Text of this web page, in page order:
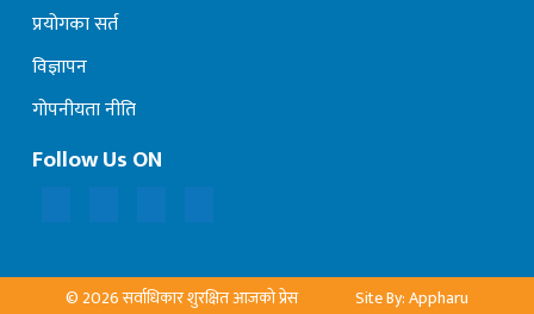
प्रयोगका सर्त
विज्ञापन
गोपनीयता नीति
Follow Us ON
© 2026 सर्वाधिकार शुरक्षित आजको प्रेस Site By: Appharu